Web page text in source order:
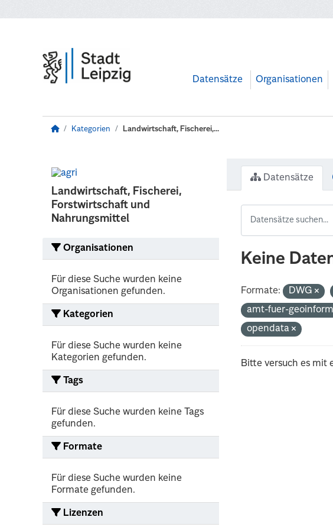
Datensätze Organisationen
Kategorien Landwirtschaft, Fischerei,...
Landwirtschaft, Fischerei,
Forstwirtschaft und
Nahrungsmittel
Organisationen
Für diese Suche wurden keine
Organisationen gefunden.
Kategorien
Für diese Suche wurden keine
Kategorien gefunden.
Tags
Für diese Suche wurden keine Tags
gefunden.
Formate
Für diese Suche wurden keine
Formate gefunden.
Lizenzen
Datensätze
Keine
Formate: DWG
amt-fuer-
opendata
Bitte versuch es mit